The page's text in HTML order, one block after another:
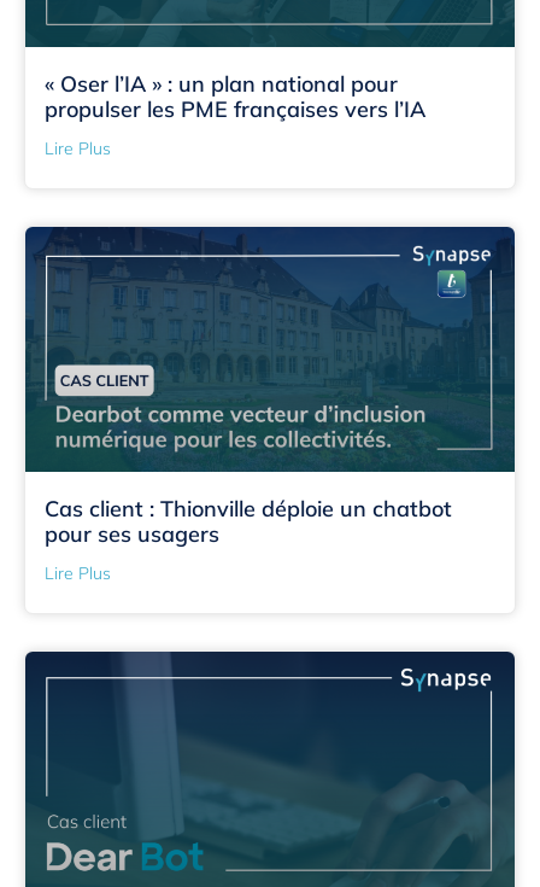
« Oser l’IA » : un plan national pour
propulser les PME françaises vers l’IA
Lire Plus
Cas client : Thionville déploie un chatbot
pour ses usagers
Lire Plus